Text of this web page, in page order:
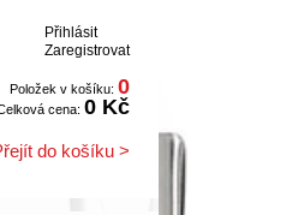
Přihlásit
Zaregistrovat
Položek v košíku: 0
cena: 0 Kč
do košíku >